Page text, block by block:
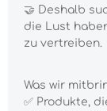
🤝 Deshalb
die Lust
zu vertreiben.
Was wir
✅ Produkte,